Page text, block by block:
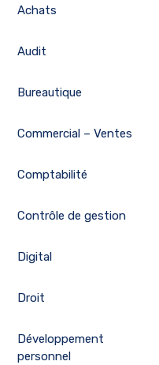
Achats
Audit
Bureautique
Commercial – Ventes
Comptabilité
Contrôle de gestion
Digital
Droit
Développement
personnel